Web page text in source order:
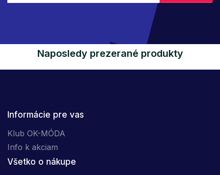
Naposledy prezerané produkty
Informácie pre vas
Klub OK-MÓDA
Info k akciam
Všetko o nákupe